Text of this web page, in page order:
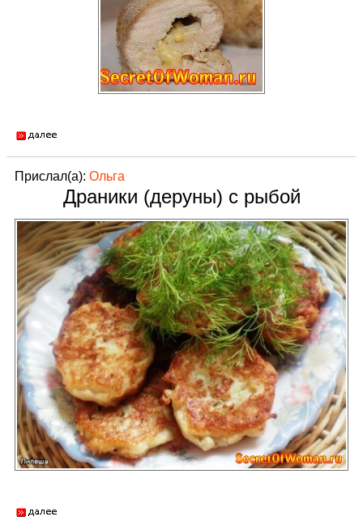
Прислал(а): Ольга
Драники (деруны) с рыбой